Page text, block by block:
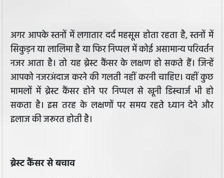
अगर आपके स्तनों में लगातार दर्द महसूस होता रहता है, स्तनों में
सिकुड़न या लालिमा है या फिर निप्पल में कोई असामान्य परिवर्तन
नजर आता है। तो यह ब्रेस्ट कैंसर के लक्षण हो सकते हैं। जिन्हें
आपको नजरअंदाज करने की गलती नहीं करनी चाहिए। वहीं कुछ
मामलों में ब्रेस्ट कैंसर होने पर निप्पल से खूनी डिस्चार्ज भी हो
सकता है। इस तरह के लक्षणों पर समय रहते ध्यान देने और
इलाज की जरूरत होती है।
ब्रेस्ट कैंसर से बचाव